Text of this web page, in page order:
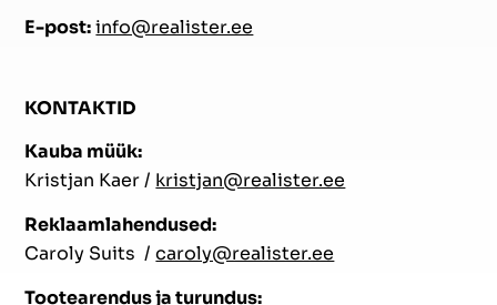
E-post: info@realister.ee
KONTAKTID
Kauba müük:
Kristjan Kaer / kristjan@realister.ee
Reklaamlahendused:
Caroly Suits /caroly@realister.ee
Tootearendus ja turundus: